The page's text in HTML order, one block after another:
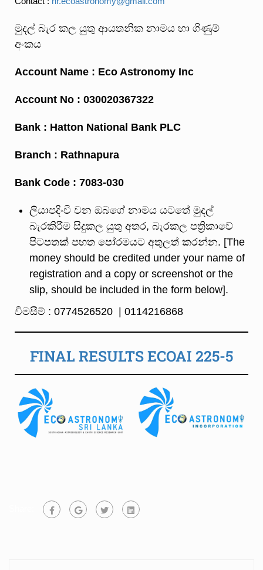
මුදල් බැර කල යුතු ආයතනික නාමය හා ගිණුම්
අංකය
Account Name : Eco Astronomy Inc
Account No : 030020367322
Bank : Hatton National Bank PLC
Branch : Rathnapura
Bank Code : 7083-030
ලියාපදිංචි වන ඔබගේ නාමය යටතේ මුදල්
බැරකිරීම සිදුකල යුතු අතර, බැරකල පත්‍රිකාවේ
පිටපතක් පහත පෝරමයට අතුලත් කරන්න. [The
money should be credited under your name of
registration and a copy or screenshot or the
slip, should be included in the form below].
විමසීම් : 0774526520 | 0114216868
FINAL RESULTS ECOAI 225-5